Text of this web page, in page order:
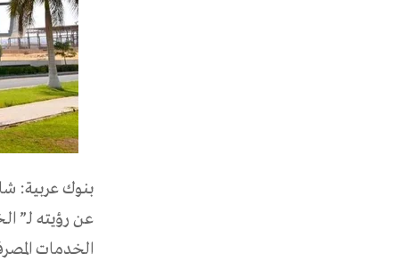
عن رؤيته لـ”
الخدمات